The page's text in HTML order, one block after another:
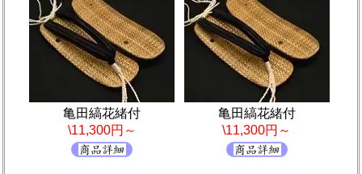
亀田縞花緒付
\11,300円～
亀田縞花緒付
\11,300円～